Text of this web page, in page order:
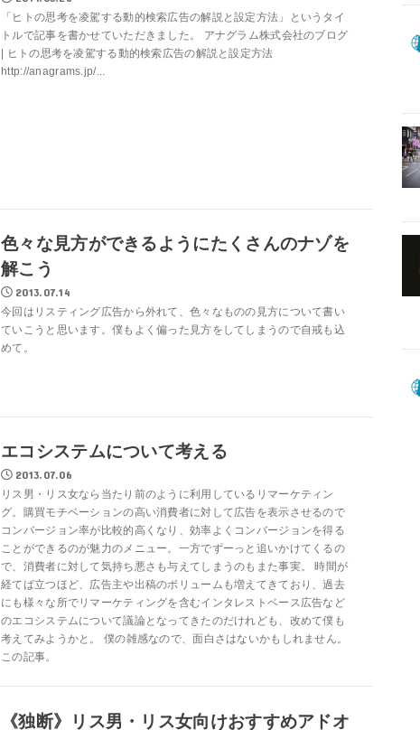
「ヒトの思考を凌駕する動的検索広告の解説と設定方法」というタイ
トルで記事を書かせていただきました。 アナグラム株式会社のブログ
| ヒトの思考を凌駕する動的検索広告の解説と設定方法
http://anagrams.jp/...
色々な見方ができるようにたくさんのナゾを
解こう
2013.07.14
今回はリスティング広告から外れて、色々なものの見方について書い
ていこうと思います。僕もよく偏った見方をしてしまうので自戒も込
めて。
エコシステムについて考える
2013.07.06
リス男・リス女なら当たり前のように利用しているリマーケティン
グ。購買モチベーションの高い消費者に対して広告を表示させるので
コンバージョン率が比較的高くなり、効率よくコンバージョンを得る
ことができるのが魅力のメニュー。一方でずーっと追いかけてくるの
で、消費者に対して気持ち悪さも与えてしまうのもまた事実。 時間が
経てば立つほど、広告主や出稿のボリュームも増えてきており、過去
にも様々な所でリマーケティングを含むインタレストベース広告など
のエコシステムについて議論となってきたのだけれども、改めて僕も
考えてみようかと。 僕の雑感なので、面白さはないかもしれません。
この記事。
《独断》リス男・リス女向けおすすめアドオ